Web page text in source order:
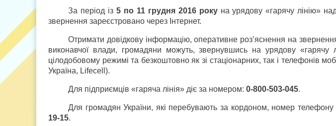
За період із 5 по 11 грудня 2016 рокуна урядову «гарячу лінію»
звернення зареєстровано через Інтернет.
Отримати довідкову інформацію, оперативне роз’яснення на
виконавчої влади, громадяни можуть, звернувшись на урядову
цілодобовому режимі та безкоштовно як зі стаціонарних, так і телефонів
Україна, Lifecell).
Для підприємців «гаряча лінія» діє за номером: 0-800-503-045.
Для громадян України, які перебувають за кордоном, номер телефону
19-15.